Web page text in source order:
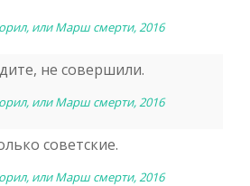
или Марш смерти, 2016
не совершили.
или Марш смерти, 2016
советские.
или Марш смерти, 2016